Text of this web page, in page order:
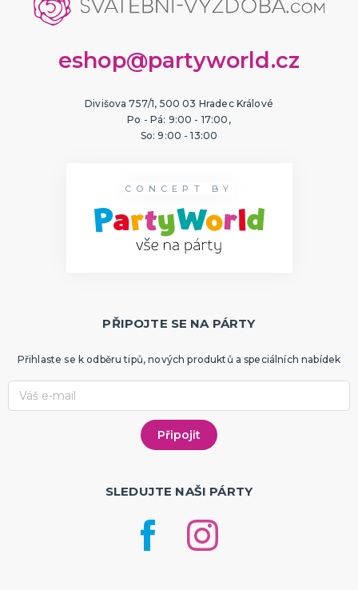
eshop@partyworld.cz
Divišova 757/1, 500 03 Hradec Králové
Po - Pá: 9:00 - 17:00,
So: 9:00 - 13:00
CONCEPT BY
PŘIPOJTE SE NA PÁRTY
Přihlaste se k odběru tipů, nových produktů a speciálních nabídek
SLEDUJTE NAŠI PÁRTY